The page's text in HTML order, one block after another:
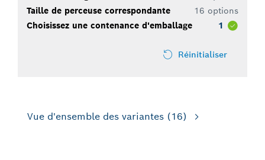
Taille de perceuse correspondante
16 options
Choisissez une contenance d'emballage
1
Réinitialiser
Vue d'ensemble des variantes (16)